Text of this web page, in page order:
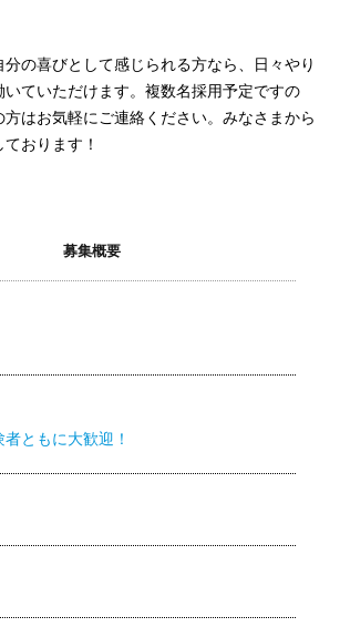
の喜びとして感じられる方なら、日々やり
ていただけます。複数名採用予定ですの
はお気軽にご連絡ください。みなさまから
おります！
募集概要
ともに大歓迎！